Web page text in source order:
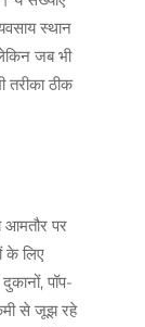
स्थान
जब भी
ठीक
आमतौर पर
के लिए
पॉप-
से जूझ रहे